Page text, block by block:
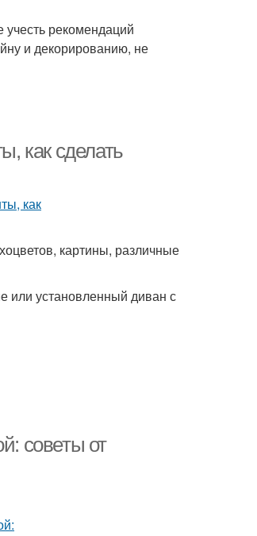
рекомендаций
и декорированию, не
как сделать
картины, различные
или установленный диван с
советы от